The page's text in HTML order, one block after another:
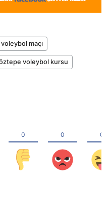
maçı
voleybol kursu